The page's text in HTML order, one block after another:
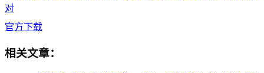
对
官方下载
相关文章：